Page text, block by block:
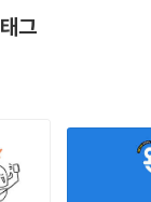
그